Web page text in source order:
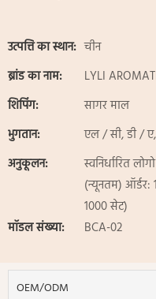
उत्पत्ति का स्थान: चीन
ब्रांड का नाम:
LYLI
शिपिंग:
सागर माल
भुगतान:
एल / सी, डी / ए,
अनुकूलन:
स्वनिर्धारित
(न्यूनतम)
1000 सेट)
मॉडल संख्या:
BCA-02
OEM/ODM